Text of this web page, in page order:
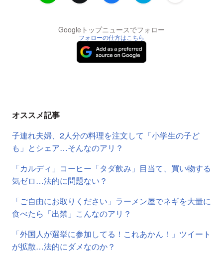
Googleトップニュースでフォロー
フォローの仕方はこちら
オススメ記事
子連れ夫婦、2人分の料理を注文して「小学生の子ど
も」とシェア…そんなのアリ？
「カルディ」コーヒー「タダ飲み」目当て、買い物する
気ゼロ…法的に問題ない？
「ご自由にお取りください」ラーメン屋でネギを大量に
食べたら「出禁」こんなのアリ？
「外国人が選挙に参加してる！これあかん！」ツイート
が拡散…法的にダメなのか？